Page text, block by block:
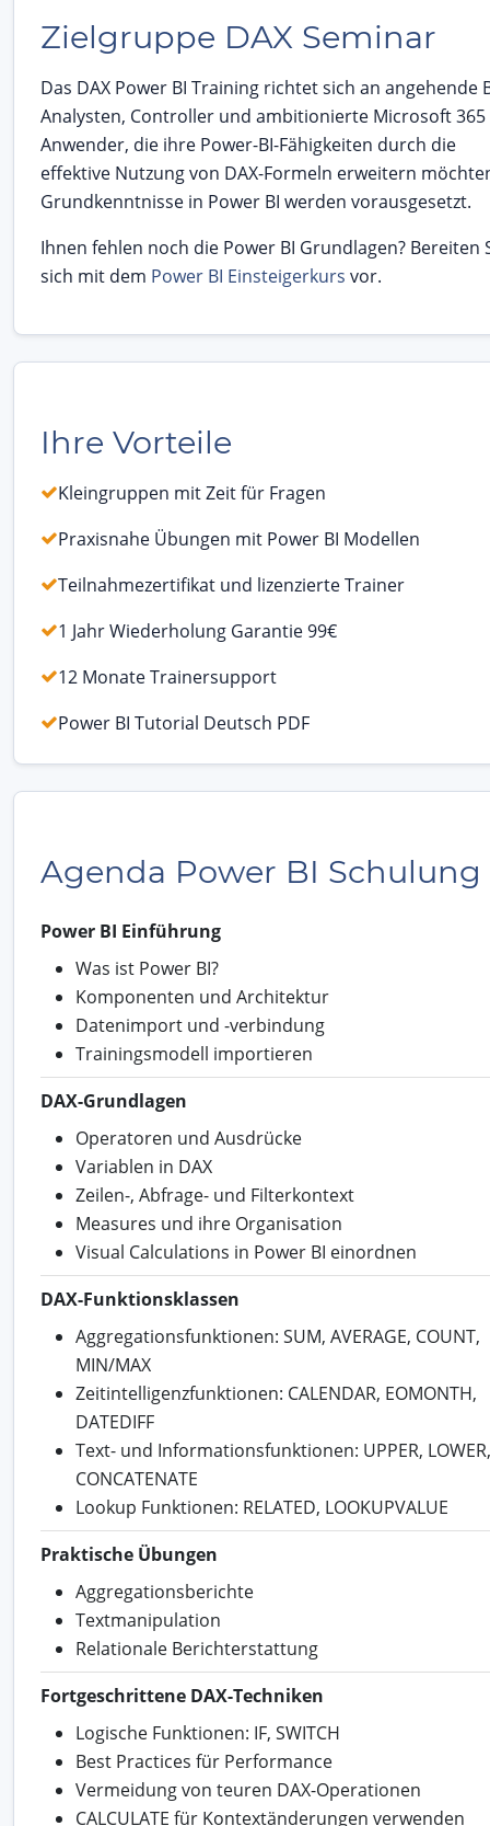
Zielgruppe DAX Seminar
Das DAX Power BI Training richtet sich an angehende
Analysten, Controller und ambitionierte Microsoft 365
Anwender, die ihre Power-BI-Fähigkeiten durch die
effektive Nutzung von DAX-Formeln erweitern
Grundkenntnisse in Power BI werden vorausgesetzt.
Ihnen fehlen noch die Power BI Grundlagen? Bereiten
sich mit dem Power BI Einsteigerkurs vor.
Ihre Vorteile
Kleingruppen mit Zeit für Fragen
Praxisnahe Übungen mit Power BI Modellen
Teilnahmezertifikat und lizenzierte Trainer
1 Jahr Wiederholung Garantie 99€
12 Monate Trainersupport
Power BI Tutorial Deutsch PDF
Agenda Power BI Schulung
Power BI Einführung
Was ist Power BI?
Komponenten und Architektur
Datenimport und -verbindung
Trainingsmodell importieren
DAX-Grundlagen
Operatoren und Ausdrücke
Variablen in DAX
Zeilen-, Abfrage- und Filterkontext
Measures und ihre Organisation
Visual Calculations in Power BI einordnen
DAX-Funktionsklassen
Aggregationsfunktionen: SUM, AVERAGE, COUNT,
MIN/MAX
Zeitintelligenzfunktionen: CALENDAR, EOMONTH,
DATEDIFF
Text- und Informationsfunktionen: UPPER, LOWER,
CONCATENATE
Lookup Funktionen: RELATED, LOOKUPVALUE
Praktische Übungen
Aggregationsberichte
Textmanipulation
Relationale Berichterstattung
Fortgeschrittene DAX-Techniken
Logische Funktionen: IF, SWITCH
Best Practices für Performance
Vermeidung von teuren DAX-Operationen
CALCULATE für Kontextänderungen verwenden